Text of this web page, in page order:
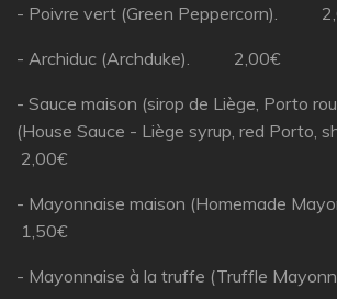
- Poivre vert (Green Peppercorn).
- Archiduc (Archduke). 2,00€
- Sauce maison (sirop de Liège, Porto
(House Sauce - Liège syrup, red
2,00€
- Mayonnaise maison (Homemade
1,50€
- Mayonnaise à la truffe (Truffle